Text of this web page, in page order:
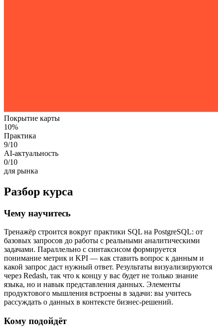
Покрытие карты
10%
Практика
9/10
AI-актуальность
0/10
для рынка
Разбор курса
Чему научитесь
Тренажёр строится вокруг практики SQL на PostgreSQL: от
базовых запросов до работы с реальными аналитическими
задачами. Параллельно с синтаксисом формируется
понимание метрик и KPI — как ставить вопрос к данным и
какой запрос даст нужный ответ. Результаты визуализируются
через Redash, так что к концу у вас будет не только знание
языка, но и навык представления данных. Элементы
продуктового мышления встроены в задачи: вы учитесь
рассуждать о данных в контексте бизнес-решений.
Кому подойдёт